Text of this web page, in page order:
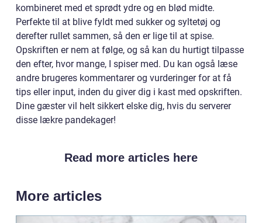
kombineret med et sprødt ydre og en blød midte.
Perfekte til at blive fyldt med sukker og syltetøj og
derefter rullet sammen, så den er lige til at spise.
Opskriften er nem at følge, og så kan du hurtigt tilpasse
den efter, hvor mange, I spiser med. Du kan også læse
andre brugeres kommentarer og vurderinger for at få
tips eller input, inden du giver dig i kast med opskriften.
Dine gæster vil helt sikkert elske dig, hvis du serverer
disse lækre pandekager!
Read more articles here
More articles